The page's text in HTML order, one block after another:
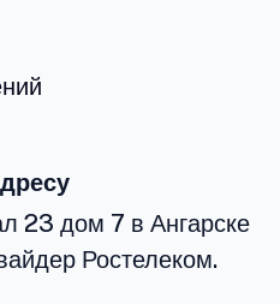
23 дом 7 в Ангарске
Ростелеком.